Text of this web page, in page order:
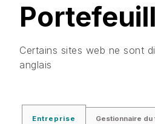
Certains sites web ne sont
anglais
Entreprise Gestionnaire du